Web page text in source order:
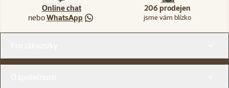
Online chat
neboWhatsApp
206 prodejen
jsme vám blízko